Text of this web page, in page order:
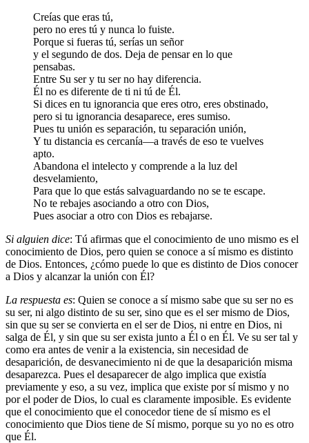
Creías que eras tú,
pero no eres tú y nunca lo fuiste.
Porque si fueras tú, serías un señor
y el segundo de dos. Deja de pensar en lo que
pensabas.
Entre Su ser y tu ser no hay diferencia.
Él no es diferente de ti ni tú de Él.
Si dices en tu ignorancia que eres otro, eres obstinado,
pero si tu ignorancia desaparece, eres sumiso.
Pues tu unión es separación, tu separación unión,
Y tu distancia es cercanía—a través de eso te vuelves
apto.
Abandona el intelecto y comprende a la luz del
desvelamiento,
Para que lo que estás salvaguardando no se te escape.
No te rebajes asociando a otro con Dios,
Pues asociar a otro con Dios es rebajarse.
Si alguien dice: Tú afirmas que el conocimiento de uno mismo es el
conocimiento de Dios, pero quien se conoce a sí mismo es distinto
de Dios. Entonces, ¿cómo puede lo que es distinto de Dios conocer
a Dios y alcanzar la unión con Él?
La respuesta es: Quien se conoce a sí mismo sabe que su ser no es
su ser, ni algo distinto de su ser, sino que es el ser mismo de Dios,
sin que su ser se convierta en el ser de Dios, ni entre en Dios, ni
salga de Él, y sin que su ser exista junto a Él o en Él. Ve su ser tal y
como era antes de venir a la existencia, sin necesidad de
desaparición, de desvanecimiento ni de que la desaparición misma
desaparezca. Pues el desaparecer de algo implica que existía
previamente y eso, a su vez, implica que existe por sí mismo y no
por el poder de Dios, lo cual es claramente imposible. Es evidente
que el conocimiento que el conocedor tiene de sí mismo es el
conocimiento que Dios tiene de Sí mismo, porque su yo no es otro
que Él.